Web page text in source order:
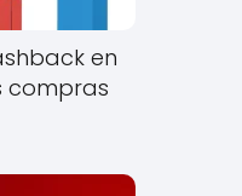
en
compras